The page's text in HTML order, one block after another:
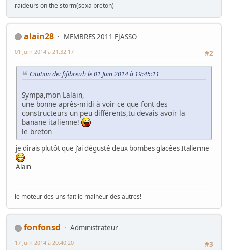
raideurs on the storm(sexa breton)
alain28
MEMBRES 2011 FJASSO
#2
01 Juin 2014 à 21:32:17
Citation de: fifibreizh le 01 Juin 2014 à 19:45:11
Sympa,mon Lalain,
une bonne après-midi à voir ce que font des
constructeurs un peu différents,tu devais avoir la
banane italienne!
le breton
je dirais plutôt que j'ai dégusté deux bombes glacées Italienne
Alain
le moteur des uns fait le malheur des autres!
fonfonsd
Administrateur
#3
17 Juin 2014 à 20:40:20